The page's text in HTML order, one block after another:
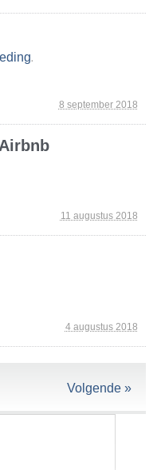
8 september 2018
.
11 augustus 2018
4 augustus 2018
Volgende »